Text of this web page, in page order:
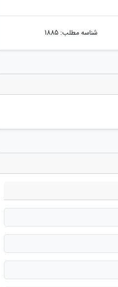
شناسه مطلب: 1885